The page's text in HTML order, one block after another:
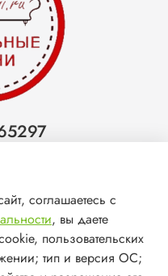
соглашаетесь с
, вы даете
пользовательских
тип и версия ОС;